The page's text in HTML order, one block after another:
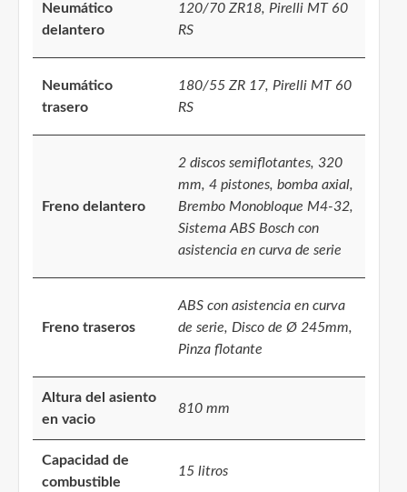
Neumático
delantero
120/70 ZR18, Pirelli MT 60
RS
Neumático
trasero
180/55 ZR 17, Pirelli MT 60
RS
Freno delantero
2 discos semiflotantes, 320
mm, 4 pistones, bomba axial,
Brembo Monobloque M4-32,
Sistema ABS Bosch con
asistencia en curva de serie
Freno traseros
ABS con asistencia en curva
de serie, Disco de Ø 245mm,
Pinza flotante
Altura del asiento
en vacio
810 mm
Capacidad de
combustible
15 litros